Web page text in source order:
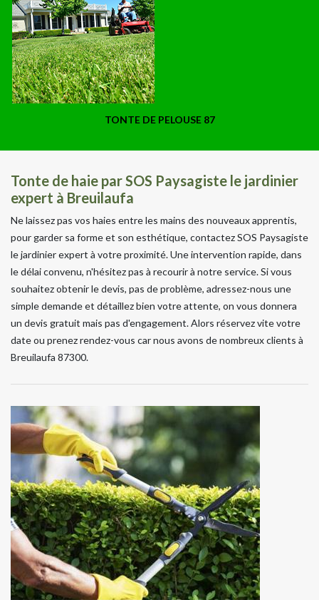
TONTE DE PELOUSE 87
Tonte de haie par SOS Paysagiste le jardinier
expert à Breuilaufa
Ne laissez pas vos haies entre les mains des nouveaux apprentis,
pour garder sa forme et son esthétique, contactez SOS Paysagiste
le jardinier expert à votre proximité. Une intervention rapide, dans
le délai convenu, n'hésitez pas à recourir à notre service. Si vous
souhaitez obtenir le devis, pas de problème, adressez-nous une
simple demande et détaillez bien votre attente, on vous donnera
un devis gratuit mais pas d'engagement. Alors réservez vite votre
date ou prenez rendez-vous car nous avons de nombreux clients à
Breuilaufa 87300.